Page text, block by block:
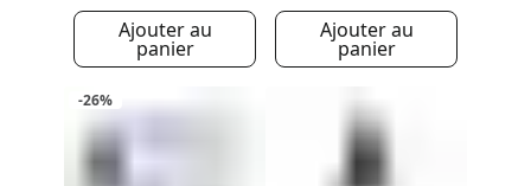
Ajouter au
panier
Ajouter au
panier
-26%